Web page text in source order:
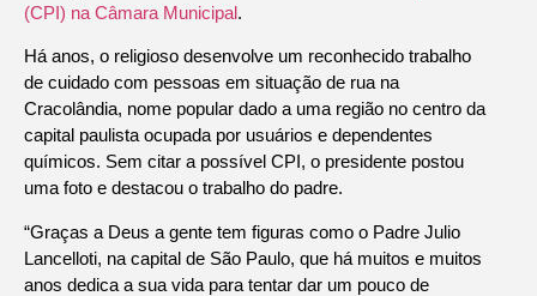
(CPI) na Câmara Municipal.
Há anos, o religioso desenvolve um reconhecido trabalho
de cuidado com pessoas em situação de rua na
Cracolândia, nome popular dado a uma região no centro da
capital paulista ocupada por usuários e dependentes
químicos. Sem citar a possível CPI, o presidente postou
uma foto e destacou o trabalho do padre.
“Graças a Deus a gente tem figuras como o Padre Julio
Lancelloti, na capital de São Paulo, que há muitos e muitos
anos dedica a sua vida para tentar dar um pouco de